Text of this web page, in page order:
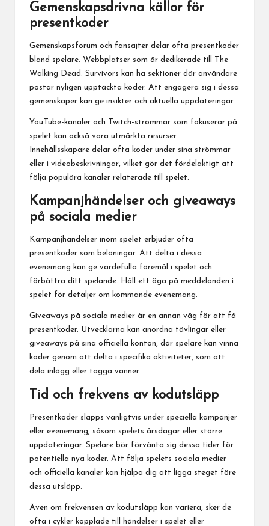
Gemenskapsdrivna källor för
presentkoder
Gemenskapsforum och fansajter delar ofta presentkoder
bland spelare. Webbplatser som är dedikerade till The
Walking Dead: Survivors kan ha sektioner där användare
postar nyligen upptäckta koder. Att engagera sig i dessa
gemenskaper kan ge insikter och aktuella uppdateringar.
YouTube-kanaler och Twitch-strömmar som fokuserar på
spelet kan också vara utmärkta resurser.
Innehållsskapare delar ofta koder under sina strömmar
eller i videobeskrivningar, vilket gör det fördelaktigt att
följa populära kanaler relaterade till spelet.
Kampanjhändelser och giveaways
på sociala medier
Kampanjhändelser inom spelet erbjuder ofta
presentkoder som belöningar. Att delta i dessa
evenemang kan ge värdefulla föremål i spelet och
förbättra ditt spelande. Håll ett öga på meddelanden i
spelet för detaljer om kommande evenemang.
Giveaways på sociala medier är en annan väg för att få
presentkoder. Utvecklarna kan anordna tävlingar eller
giveaways på sina officiella konton, där spelare kan vinna
koder genom att delta i specifika aktiviteter, som att
dela inlägg eller tagga vänner.
Tid och frekvens av kodutsläpp
Presentkoder släpps vanligtvis under speciella kampanjer
eller evenemang, såsom spelets årsdagar eller större
uppdateringar. Spelare bör förvänta sig dessa tider för
potentiella nya koder. Att följa spelets sociala medier
och officiella kanaler kan hjälpa dig att ligga steget före
dessa utsläpp.
Även om frekvensen av kodutsläpp kan variera, sker de
ofta i cykler kopplade till händelser i spelet eller